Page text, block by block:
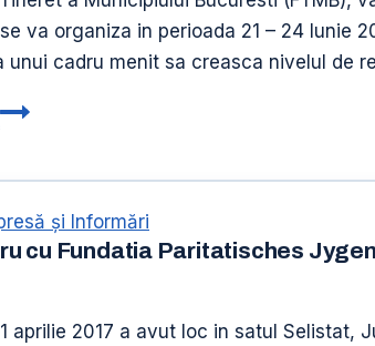
va organiza in perioada 21 – 24 Iunie
unui cadru menit sa creasca nivelul de
„Scoala
copii
si
editia
şi Informări
cu Fundatia Paritatisches
aprilie 2017 a avut loc in satul